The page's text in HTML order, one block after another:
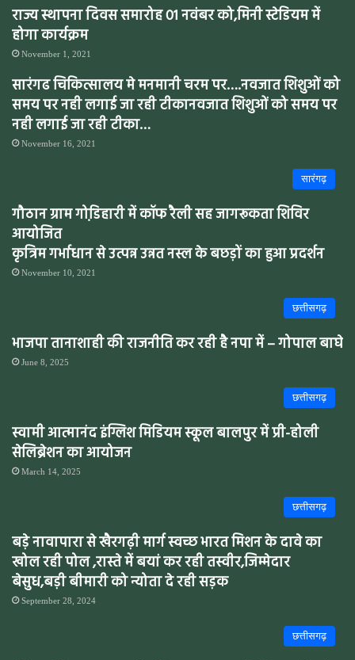
राज्य स्थापना दिवस समारोह 01 नवंबर को,मिनी स्टेडियम में
होगा कार्यक्रम
November 1, 2021
सारंगढ चिकित्सालय मे मनमानी चरम पर….नवजात शिशुओं को
समय पर नही लगाई जा रही टीकानवजात शिशुओं को समय पर
नही लगाई जा रही टीका…
November 16, 2021
सारंगढ़
गौठान ग्राम गोडि़हारी में कॉफ रैली सह जागरूकता शिविर
आयोजित
कृत्रिम गर्भाधान से उत्पन्न उन्नत नस्ल के बछड़ों का हुआ प्रदर्शन
November 10, 2021
छत्तीसगढ़
भाजपा तानाशाही की राजनीति कर रही है नपा में – गोपाल बाघे
June 8, 2025
छत्तीसगढ़
स्वामी आत्मानंद इंग्लिश मिडियम स्कूल बालपुर में प्री-होली
सेलिब्रेशन का आयोजन
March 14, 2025
छत्तीसगढ़
बड़े नावापारा से खैरगढ़ी मार्ग स्वच्छ भारत मिशन के दावे का
खोल रही पोल ,रास्ते में बयां कर रही तस्वीर,जिम्मेदार
बेसुध,बड़ी बीमारी को न्योता दे रही सड़क
September 28, 2024
छत्तीसगढ़